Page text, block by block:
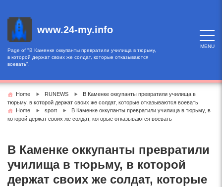
content
www.24-my.info
Page of "В Каменке оккупанты превратили училища в тюрьму,
в которой держат своих же солдат, которые отказываются
воевать".
MENU
Home RUNEWS
В Каменке оккупанты превратили училища в
тюрьму, в которой держат своих же солдат, которые отказываются воевать
Home
sport
В Каменке оккупанты превратили училища в тюрьму, в
которой держат своих же солдат, которые отказываются воевать
В Каменке оккупанты превратили
училища в тюрьму, в которой
держат своих же солдат, которые